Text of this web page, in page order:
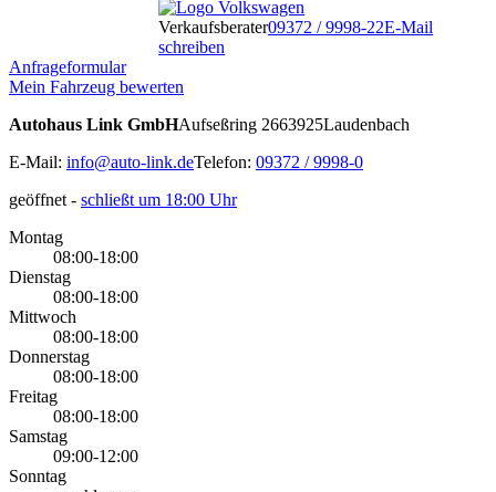
Verkaufsberater09372 / 9998-22E-Mail
schreiben
Anfrageformular
Mein Fahrzeug bewerten
Autohaus Link GmbHAufseßring 2663925Laudenbach
E-Mail: info@auto-link.deTelefon: 09372 / 9998-0
geöffnet-
schließt um 18:00 Uhr
Montag
08:00-18:00
Dienstag
08:00-18:00
Mittwoch
08:00-18:00
Donnerstag
08:00-18:00
Freitag
08:00-18:00
Samstag
09:00-12:00
Sonntag